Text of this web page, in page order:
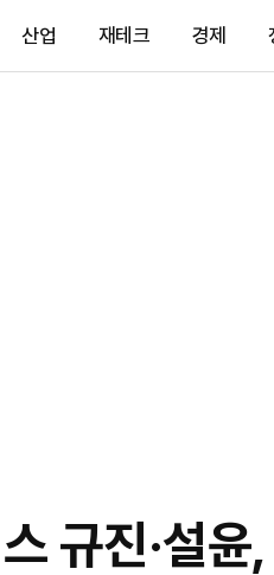
산업 재테크 경제
규진·설윤